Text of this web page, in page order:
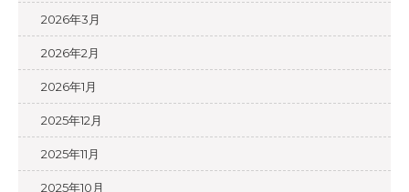
2026年3月
2026年2月
2026年1月
2025年12月
2025年11月
2025年10月